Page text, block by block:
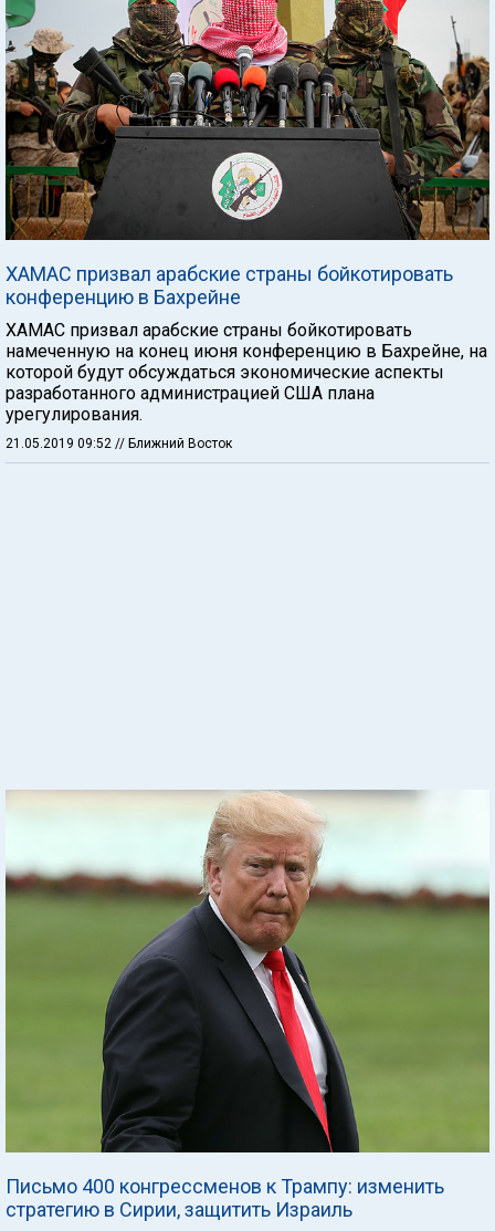
ХАМАС призвал арабские страны бойкотировать
конференцию в Бахрейне
ХАМАС призвал арабские страны бойкотировать
намеченную на конец июня конференцию в Бахрейне, на
которой будут обсуждаться экономические аспекты
разработанного администрацией США плана
урегулирования.
21.05.2019 09:52 // Ближний Восток
Письмо 400 конгрессменов к Трампу: изменить
стратегию в Сирии, защитить Израиль